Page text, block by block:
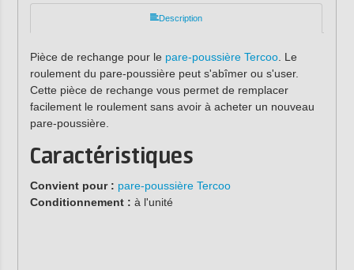
Description
Pièce de rechange pour le pare-poussière Tercoo. Le
roulement du pare-poussière peut s'abîmer ou s'user.
Cette pièce de rechange vous permet de remplacer
facilement le roulement sans avoir à acheter un nouveau
pare-poussière.
Caractéristiques
Convient pour : pare-poussière Tercoo
Conditionnement : à l'unité